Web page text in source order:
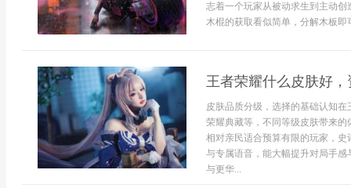
志着一个玩家从被动求生到主动
木棍的获取看似简单，分解木板即
王者荣耀什么皮肤好
皮肤品质分级，选择的基础认知
荣耀典藏等，不同等级皮肤带来
相对亲民适合预算有限的玩家，
与专属语音，能大幅提升对局手
与更华...